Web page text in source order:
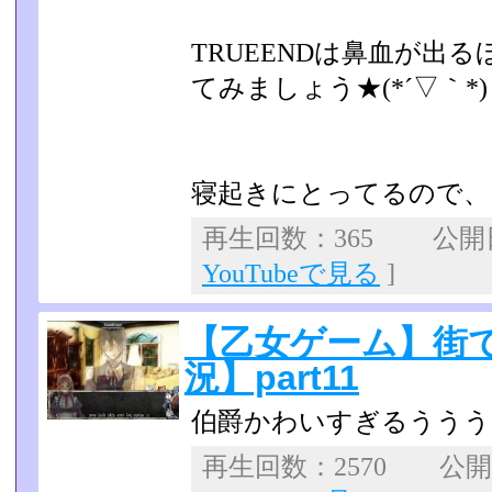
TRUEENDは鼻血が出
てみましょう★(*´▽｀*)
寝起きにとってるので
再生回数：365 公
YouTubeで見る ]
【乙女ゲーム】街
況】part11
伯爵かわいすぎるうう
再生回数：2570 公